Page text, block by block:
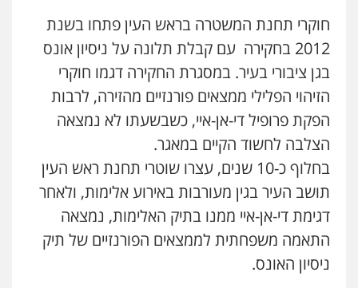
משרד עורכי דין חן ברוך
פלילי דיני תעבורה מעצרים וחקירות
0505078733
עו"ד קארין לגטיוי
פשיעה חמורה מעצרים וחקירות
0507446995
משרד עורכי דין טאי שרקי
פלילי אסירים תעבורה מרב"ד
0547556464
חוקרי תחנת המשטרה בראש העין פתחו בשנת
2012 בחקירה עם קבלת תלונה על ניסיון אונס
בגן ציבורי בעיר. במסגרת החקירה דגמו חוקרי
הזיהוי הפלילי ממצאים פורנזיים מהזירה, לרבות
הפקת פרופיל די-אן-איי, כשבשעתו לא נמצאה
הצלבה לחשוד הקיים במאגר.
בחלוף כ-10 שנים, עצרו שוטרי תחנת ראש העין
תושב העיר בגין מעורבות באירוע אלימות, ולאחר
דגימת די-אן-איי ממנו בתיק האלימות, נמצאה
התאמה משפחתית לממצאים הפורנזיים של תיק
ניסיון האונס.